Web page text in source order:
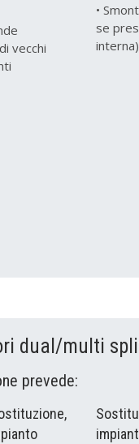
vecchi
•
se
interna)
dual/multi
prevede: